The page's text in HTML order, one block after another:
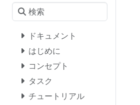
ドキュメント
はじめに
コンセプト
タスク
チュートリアル